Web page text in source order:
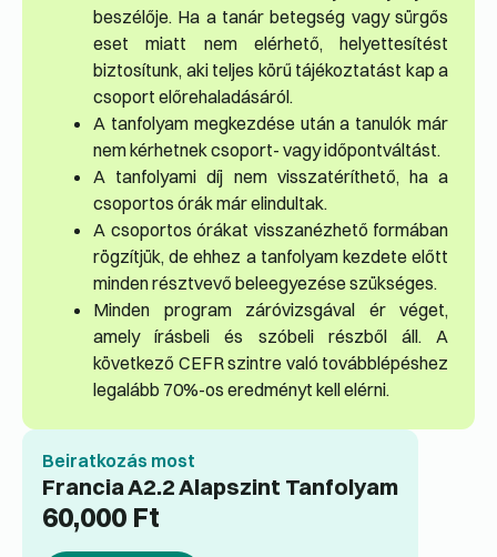
beszélője. Ha a tanár betegség vagy sürgős
eset miatt nem elérhető, helyettesítést
biztosítunk, aki teljes körű tájékoztatást kap a
csoport előrehaladásáról.
A tanfolyam megkezdése után a tanulók már
nem kérhetnek csoport- vagy időpontváltást.
A tanfolyami díj nem visszatéríthető, ha a
csoportos órák már elindultak.
A csoportos órákat visszanézhető formában
rögzítjük, de ehhez a tanfolyam kezdete előtt
minden résztvevő beleegyezése szükséges.
Minden program záróvizsgával ér véget,
amely írásbeli és szóbeli részből áll. A
következő CEFR szintre való továbblépéshez
legalább 70%-os eredményt kell elérni.
Beiratkozás most
Francia A2.2 Alapszint Tanfolyam
60,000 Ft